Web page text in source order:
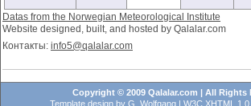
Datas from the Norwegian Meteorological Institute
Website designed, built, and hosted by Qalalar.com
Контакты: info5@qalalar.com
Copyright © 2009 Qalalar.com | All Rights
Template design by G. Wolfgang | W3C XHTML 1.0